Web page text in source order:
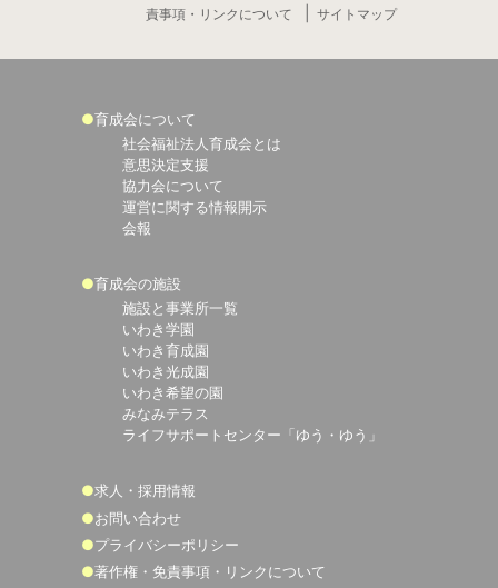
責事項・リンクについて
サイトマップ
育成会について
社会福祉法人育成会とは
意思決定支援
協力会について
運営に関する情報開示
会報
育成会の施設
施設と事業所一覧
いわき学園
いわき育成園
いわき光成園
いわき希望の園
みなみテラス
ライフサポートセンター「ゆう・ゆう」
求人・採用情報
お問い合わせ
プライバシーポリシー
著作権・免責事項・リンクについて